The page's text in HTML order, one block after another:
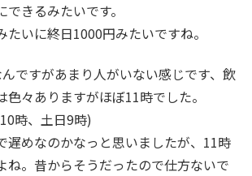
きるみたいです。
たいに終日1000円みたいですね。
ですがあまり人がいない感じです、飲
色々ありますがほぼ11時でした。
時、土日9時)
遅めなのかなっと思いましたが、11時
ね。昔からそうだったので仕方ないで